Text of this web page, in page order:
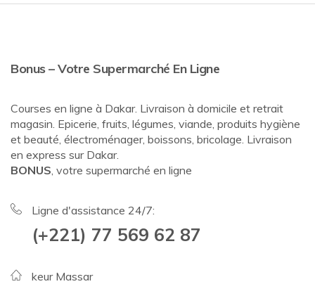
Bonus – Votre Supermarché En Ligne
Courses en ligne à Dakar. Livraison à domicile et retrait
magasin. Epicerie, fruits, légumes, viande, produits hygiène
et beauté, électroménager, boissons, bricolage. Livraison
en express sur Dakar.
BONUS, votre supermarché en ligne
Ligne d'assistance 24/7:
(+221) 77 569 62 87
keur Massar